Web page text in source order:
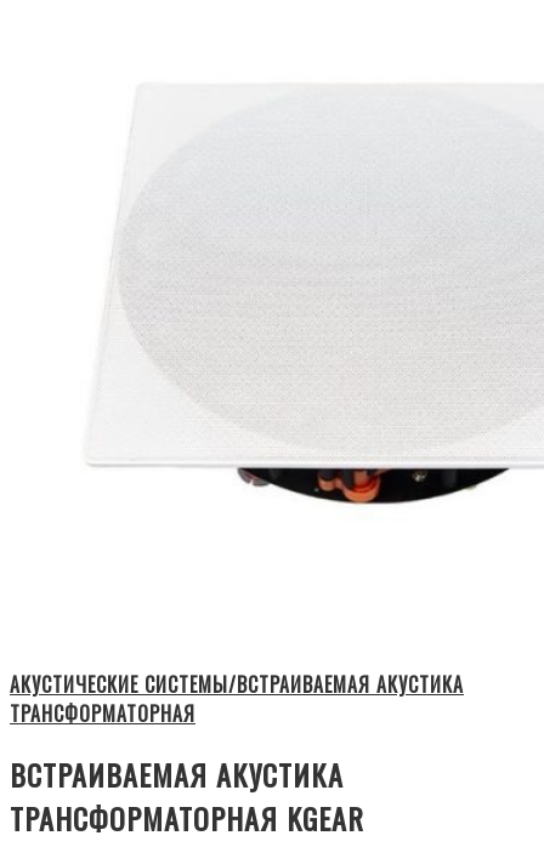
АКУСТИЧЕСКИЕ СИСТЕМЫ/ВСТРАИВАЕМАЯ АКУСТИКА
ТРАНСФОРМАТОРНАЯ
ВСТРАИВАЕМАЯ АКУСТИКА
ТРАНСФОРМАТОРНАЯ KGEAR